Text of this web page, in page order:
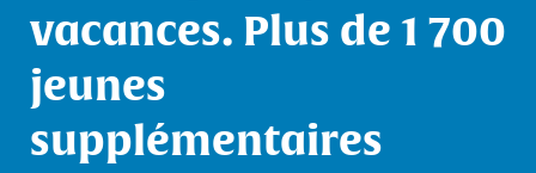
vacances. Plus de 1 700
jeunes
supplémentaires